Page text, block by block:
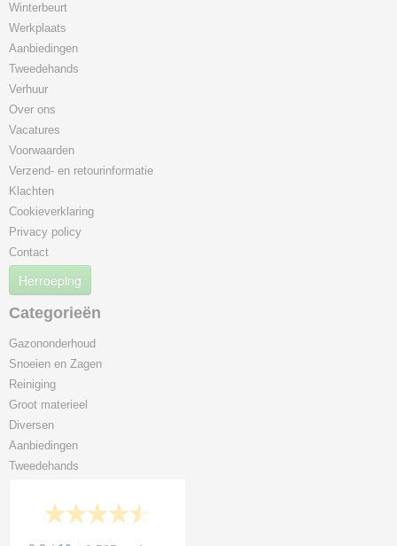
Winterbeurt
Werkplaats
Aanbiedingen
Tweedehands
Verhuur
Over ons
Vacatures
Voorwaarden
Verzend- en retourinformatie
Klachten
Cookieverklaring
Privacy policy
Contact
Herroeping
Categorieën
Gazononderhoud
Snoeien en Zagen
Reiniging
Groot materieel
Diversen
Aanbiedingen
Tweedehands